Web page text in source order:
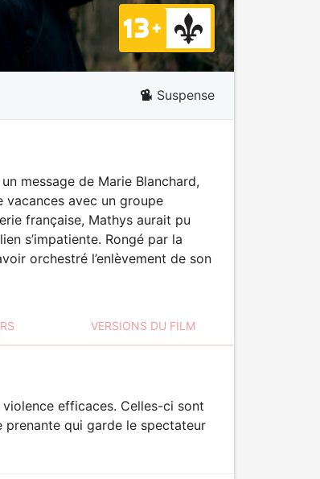
Suspense
message de Marie Blanchard,
avec un groupe
française, Mathys aurait pu
s’impatiente. Rongé par la
orchestré l’enlèvement de son
VERSIONS DU FILM
efficaces. Celles-ci sont
prenante qui garde le spectateur